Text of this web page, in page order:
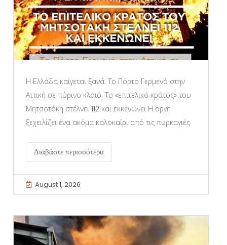
Η Ελλάδα καίγεται ξανά. Το Πόρτο Γερμενό στην
Αττική σε πύρινο κλοιό. Το «επιτελικό κράτος» του
Μητσοτάκη στέλνει 112 και εκκενώνει Η οργή
ξεχειλίζει ένα ακόμα καλοκαίρι από τις πυρκαγιές
Διαβάστε περισσότερα
August 1, 2026